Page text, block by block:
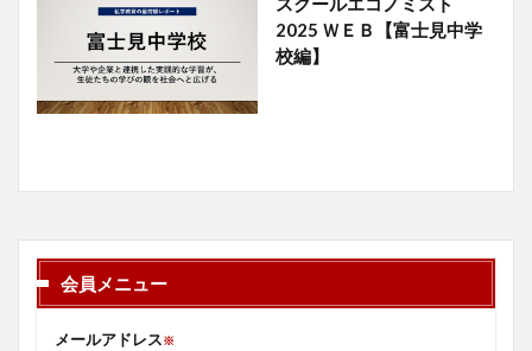
2025 ＷＥＢ【富士見中学
校編】
会員メニュー
メールアドレス※